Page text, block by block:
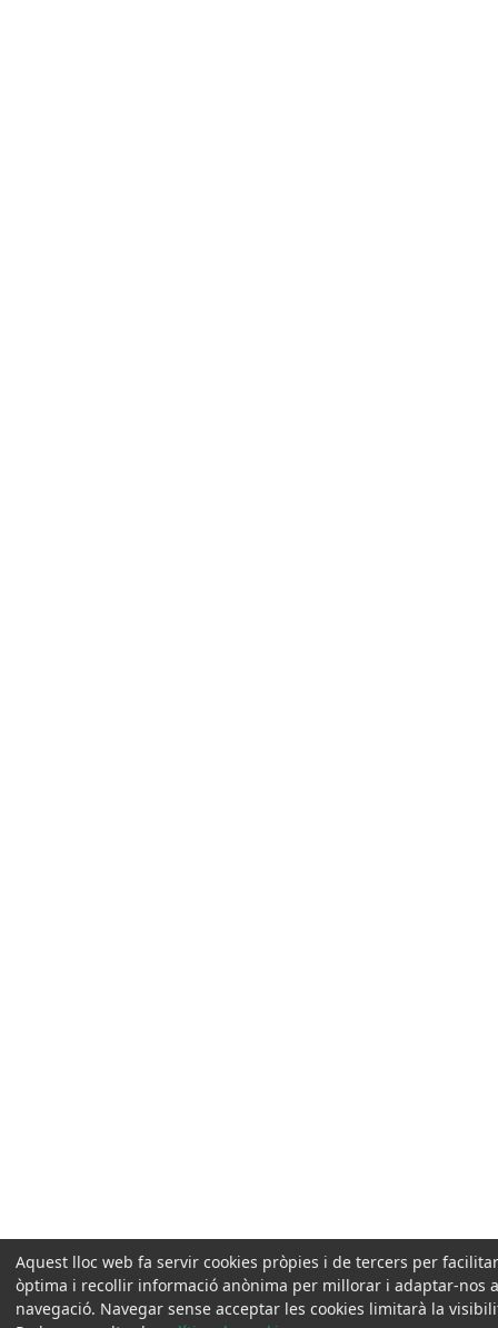
Aquest lloc web fa servir cookies pròpies i de tercers per
òptima i recollir informació anònima per millorar i adaptar-nos
navegació. Navegar sense acceptar les cookies limitarà la